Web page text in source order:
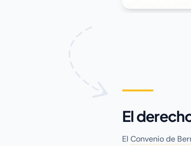
El
El Convenio de